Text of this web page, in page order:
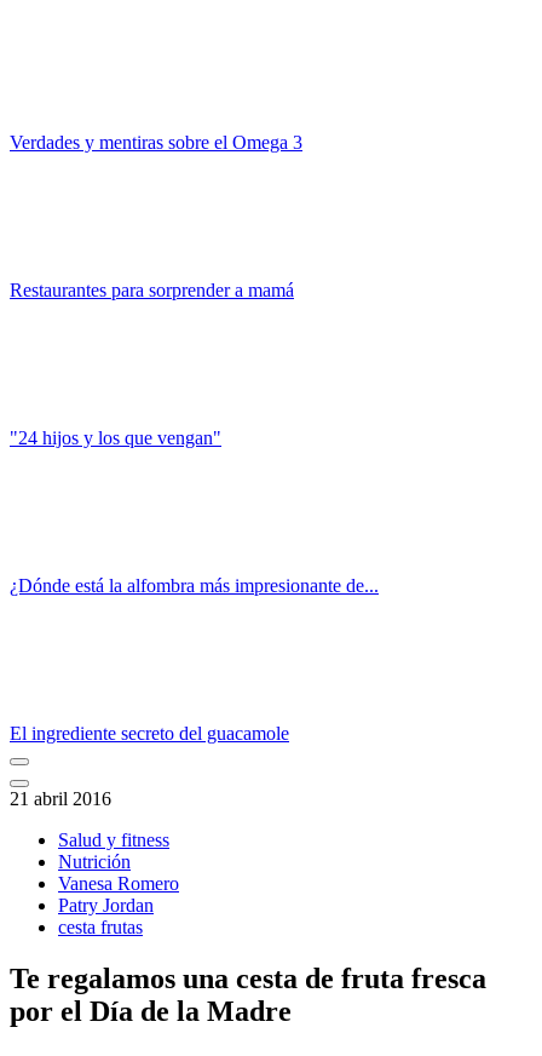
Verdades y mentiras sobre el Omega 3
Restaurantes para sorprender a mamá
"24 hijos y los que vengan"
¿Dónde está la alfombra más impresionante de...
El ingrediente secreto del guacamole
21 abril 2016
Salud y fitness
Nutrición
Vanesa Romero
Patry Jordan
cesta frutas
Te regalamos una cesta de fruta fresca
por el Día de la Madre